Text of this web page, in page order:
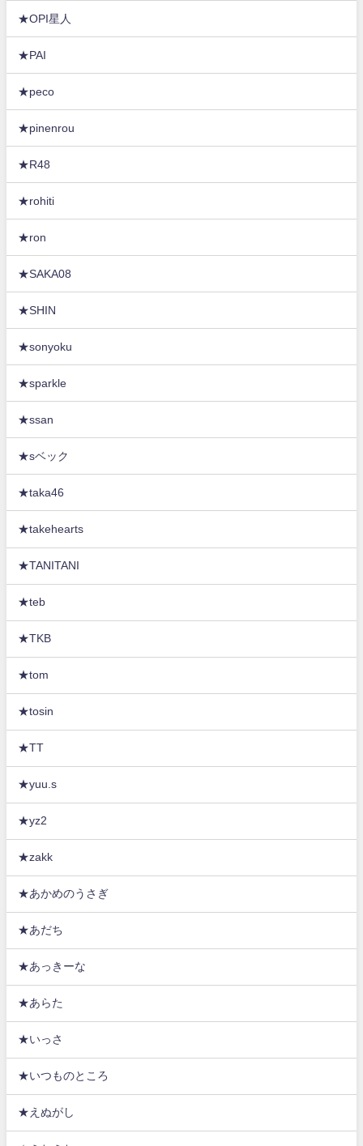
★OPI星人
★PAI
★peco
★pinenrou
★R48
★rohiti
★ron
★SAKA08
★SHIN
★sonyoku
★sparkle
★ssan
★sベック
★taka46
★takehearts
★TANITANI
★teb
★TKB
★tom
★tosin
★TT
★yuu.s
★yz2
★zakk
★あかめのうさぎ
★あだち
★あっきーな
★あらた
★いっさ
★いつものところ
★えぬがし